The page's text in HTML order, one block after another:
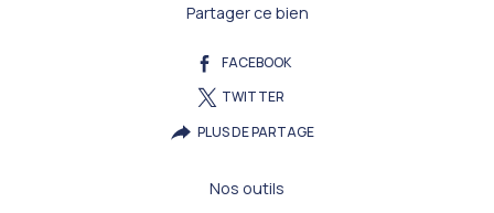
Partager ce bien
FACEBOOK
TWITTER
PLUS DE PARTAGE
Nos outils